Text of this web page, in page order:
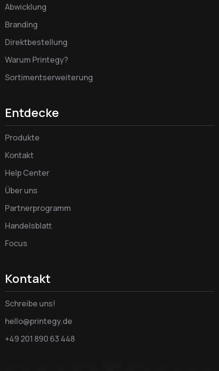
Abwicklung
Branding
Direktbestellung
Warum Printegy?
Sortimentserweiterung
Entdecke
Produkte
Kontakt
Help Center
Über uns
Partnerprogramm
Handelsblatt
Focus
Kontakt
Schreibe uns!
hello@printegy.de
+49 201 890 63 448